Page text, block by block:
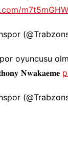
oyuncusu
𝐍𝐰𝐚𝐤𝐚𝐞𝐦𝐞